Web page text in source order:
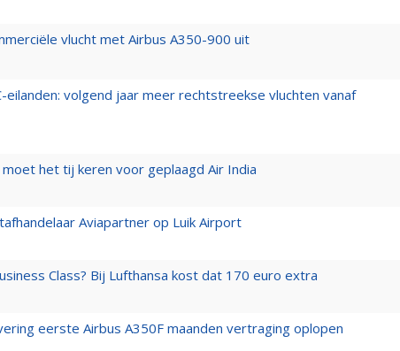
vlucht met Airbus A350-900 uit
eilanden: volgend jaar meer rechtstreekse vluchten vanaf
het tij keren voor geplaagd Air India
Aviapartner op Luik Airport
Class? Bij Lufthansa kost dat 170 euro extra
eerste Airbus A350F maanden vertraging oplopen